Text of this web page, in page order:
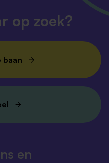
op zoek?
baan
en